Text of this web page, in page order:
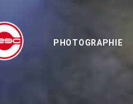
PHOTOGRAPHIE